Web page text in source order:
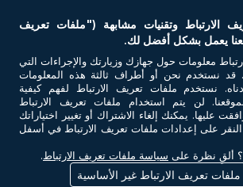
النشر 2026 أن أم سي للرعاية الصحية. جميع الحقوق محفوظة. رقم ترخيص
الارتباط وتقنيات مشابهة ("ملفات تعريف
يعمل بشكل أفضل لك.
معلومات حول جهازك وزيارتك والإجراءات التي
قد نستخدم نحن أو أطراف ثالثة هذه المعلومات
نستخدم ملفات تعريف الارتباط لفهم كيفية
لن يتم استخدام ملفات تعريف الارتباط
عليها. يمكنك إلغاء الاشتراك أو تغيير اختياراتك
على إعدادات ملفات تعريف الارتباط في أسفل
ألقِ نظرة على سياسة ملفات تعريف الارتباط.
تعريف الارتباط غير الأساسية